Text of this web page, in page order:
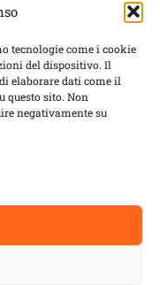
tecnologie come i cookie
del dispositivo. Il
elaborare dati come il
questo sito. Non
negativamente su